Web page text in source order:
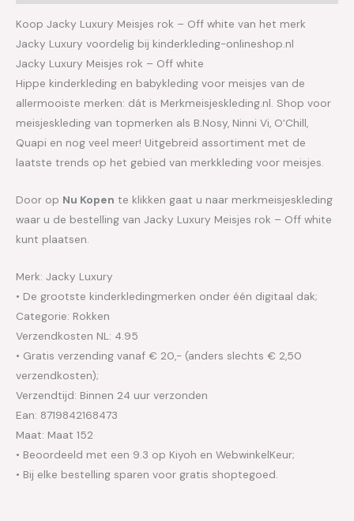
Koop Jacky Luxury Meisjes rok – Off white van het merk
Jacky Luxury voordelig bij kinderkleding-onlineshop.nl
Jacky Luxury Meisjes rok – Off white
Hippe kinderkleding en babykleding voor meisjes van de
allermooiste merken: dát is Merkmeisjeskleding.nl. Shop voor
meisjeskleding van topmerken als B.Nosy, Ninni Vi, O’Chill,
Quapi en nog veel meer! Uitgebreid assortiment met de
laatste trends op het gebied van merkkleding voor meisjes.
Door op Nu Kopen te klikken gaat u naar merkmeisjeskleding
waar u de bestelling van Jacky Luxury Meisjes rok – Off white
kunt plaatsen.
Merk: Jacky Luxury
• De grootste kinderkledingmerken onder één digitaal dak;
Categorie: Rokken
Verzendkosten NL: 4.95
• Gratis verzending vanaf € 20,- (anders slechts € 2,50
verzendkosten);
Verzendtijd: Binnen 24 uur verzonden
Ean: 8719842168473
Maat: Maat 152
• Beoordeeld met een 9.3 op Kiyoh en WebwinkelKeur;
• Bij elke bestelling sparen voor gratis shoptegoed.